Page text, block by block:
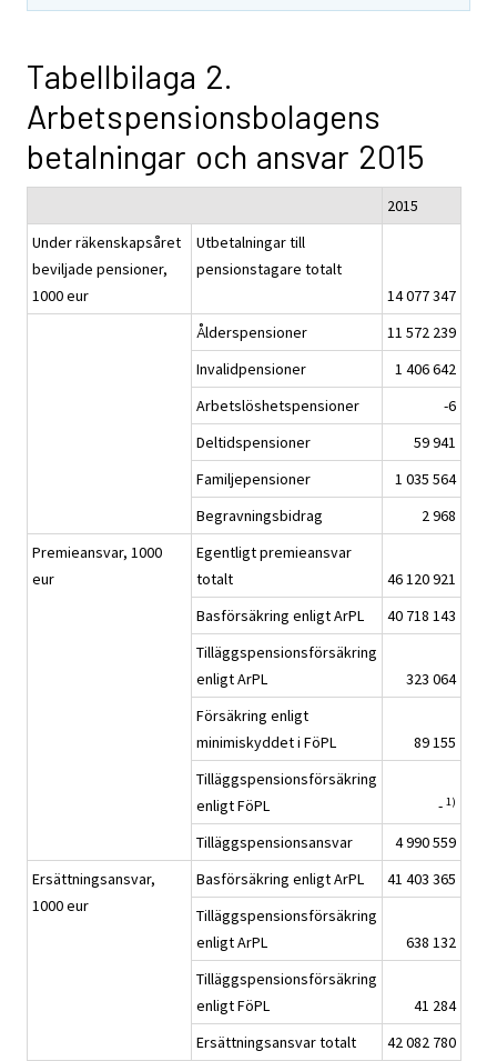
Tabellbilaga 2.
Arbetspensionsbolagens
betalningar och ansvar 2015
2015
Under räkenskapsåret
beviljade pensioner,
1000 eur
Utbetalningar till
pensionstagare totalt
14 077 347
Ålderspensioner
11 572 239
Invalidpensioner
1 406 642
Arbetslöshetspensioner
-6
Deltidspensioner
59 941
Familjepensioner
1 035 564
Begravningsbidrag
2 968
Premieansvar, 1000
eur
Egentligt premieansvar
totalt
46 120 921
Basförsäkring enligt ArPL
40 718 143
Tilläggspensionsförsäkring
enligt ArPL
323 064
Försäkring enligt
minimiskyddet i FöPL
89 155
Tilläggspensionsförsäkring
enligt FöPL
- 1)
Tilläggspensionsansvar
4 990 559
Ersättningsansvar,
1000 eur
Basförsäkring enligt ArPL
41 403 365
Tilläggspensionsförsäkring
enligt ArPL
638 132
Tilläggspensionsförsäkring
enligt FöPL
41 284
Ersättningsansvar totalt
42 082 780